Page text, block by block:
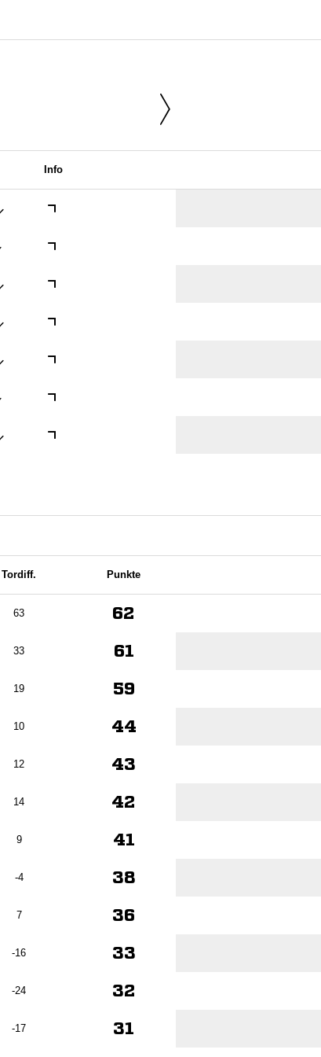
Info
Tordiff. Punkte
63 62
33 61
19 59
10 44
12 43
14 42
9 41
-4 38
7 36
-16 33
-24 32
-17 31